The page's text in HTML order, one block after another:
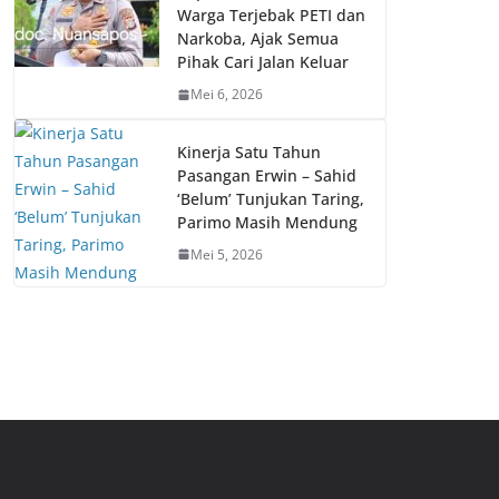
Warga Terjebak PETI dan
Narkoba, Ajak Semua
Pihak Cari Jalan Keluar
Mei 6, 2026
Kinerja Satu Tahun
Pasangan Erwin – Sahid
‘Belum’ Tunjukan Taring,
Parimo Masih Mendung
Mei 5, 2026